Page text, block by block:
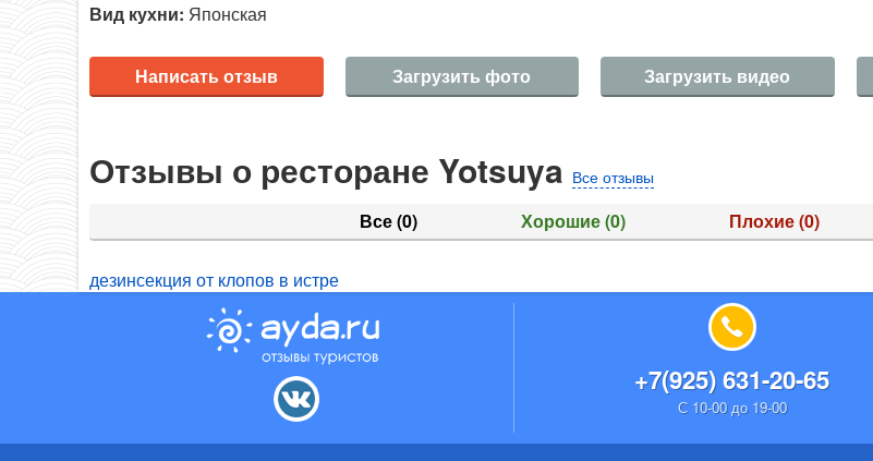
Вид кухни: Японская
Написать отзыв Загрузить фото Загрузить видео
Отзывы о ресторане Yotsuya Все отзывы
Все(0) Хорошие(0) Плохие(0)
дезинсекция от клопов в истре
+7(925) 631-20-65
С 10-00 до 19-00